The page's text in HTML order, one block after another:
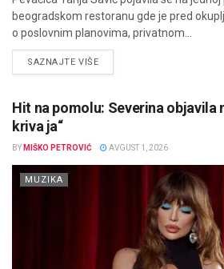
beogradskom restoranu gde je pred
o poslovnim planovima, privatnom...
SAZNAJTE VIŠEDETAILS
Hit na pomolu: Severina objavila
kriva ja“
BY MIŠKO PETROVIĆ AVGUST 1, 2026
MUZIKA